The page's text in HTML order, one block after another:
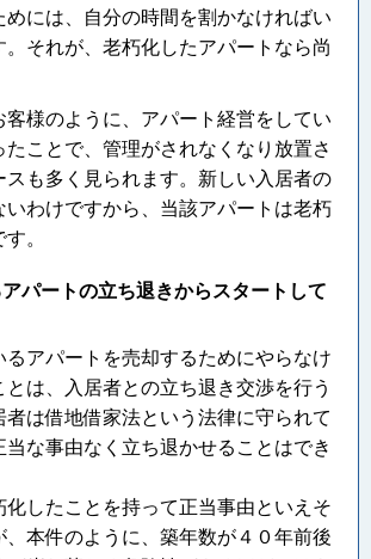
めには、自分の時間を割かなければい
。それが、老朽化したアパートなら尚
客様のように、アパート経営をしてい
たことで、管理がされなくなり放置さ
スも多く見られます。新しい入居者の
いわけですから、当該アパートは老朽
。
パートの立ち退きからスタートして
るアパートを売却するためにやらなけ
は、入居者との立ち退き交渉を行う
者は借地借家法という法律に守られて
当な事由なく立ち退かせることはでき
化したことを持って正当事由といえそ
、本件のように、築年数が４０年前後